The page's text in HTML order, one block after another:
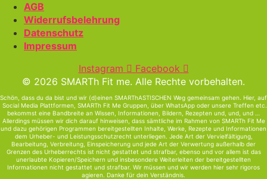
AGB
Widerrufsbelehrung
Datenschutz
Impressum
Instagram
Facebook
© 2026 SMARTh Fit me. Alle Rechte vorbehalten.
Schön, dass du da bist und wir (d)einen SMARThASTISCHEN Weg gemeinsam gehen. Hier, auf
Social Media Plattformen, SMARTh Fit Me Gruppen, über WhatsApp oder unsere Treffen etc.
bekommst eine Bandbreite an Wissen, Informationen, Bildern, Rezepten und, und, und …
Allerdings müssen wir dich darauf hinweisen, dass sämtliche im Rahmen von SMARTh Fit Me
und dazu gehörigen Programmen bereitgestellten Inhalte, Werke, Rezepte und Informationen
dem Urheber- und Leistungsschutzrecht unterliegen. Jede Art der Vervielfältigung,
Bearbeitung, Verbreitung, Einspeicherung und jede Art der Verwertung außerhalb der
Grenzen des Urheberrechts ist nicht gestattet und strafbar, ebenso und vor allem ist das
unerlaubte Kopieren/Speichern und insbesondere Weiterleiten der bereitgestellten
Informationen nicht gestattet und strafbar. Wir müssen und wir werden hier sehr rigoros
agieren. Danke für dein Verständnis.